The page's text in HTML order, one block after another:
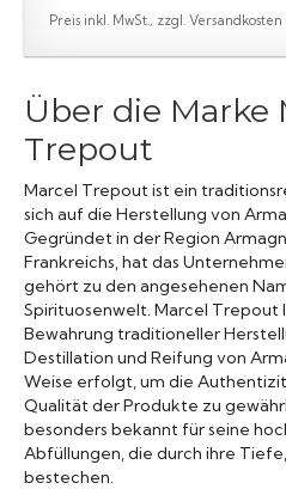
Preis inkl. MwSt., zzgl. Versandkosten
Über die Marke
Trepout
Marcel Trepout ist ein
sich auf die Herstellung von
Gegründet in der Region
Frankreichs, hat das
gehört zu den angesehenen
Spirituosenwelt. Marcel
Bewahrung traditioneller
Destillation und Reifung von
Weise erfolgt, um die
Qualität der Produkte zu
besonders bekannt für seine
Abfüllungen, die durch ihre
bestechen.